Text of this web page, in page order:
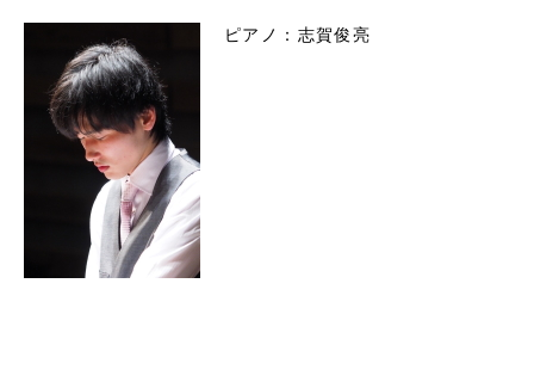
ピアノ：志賀俊亮